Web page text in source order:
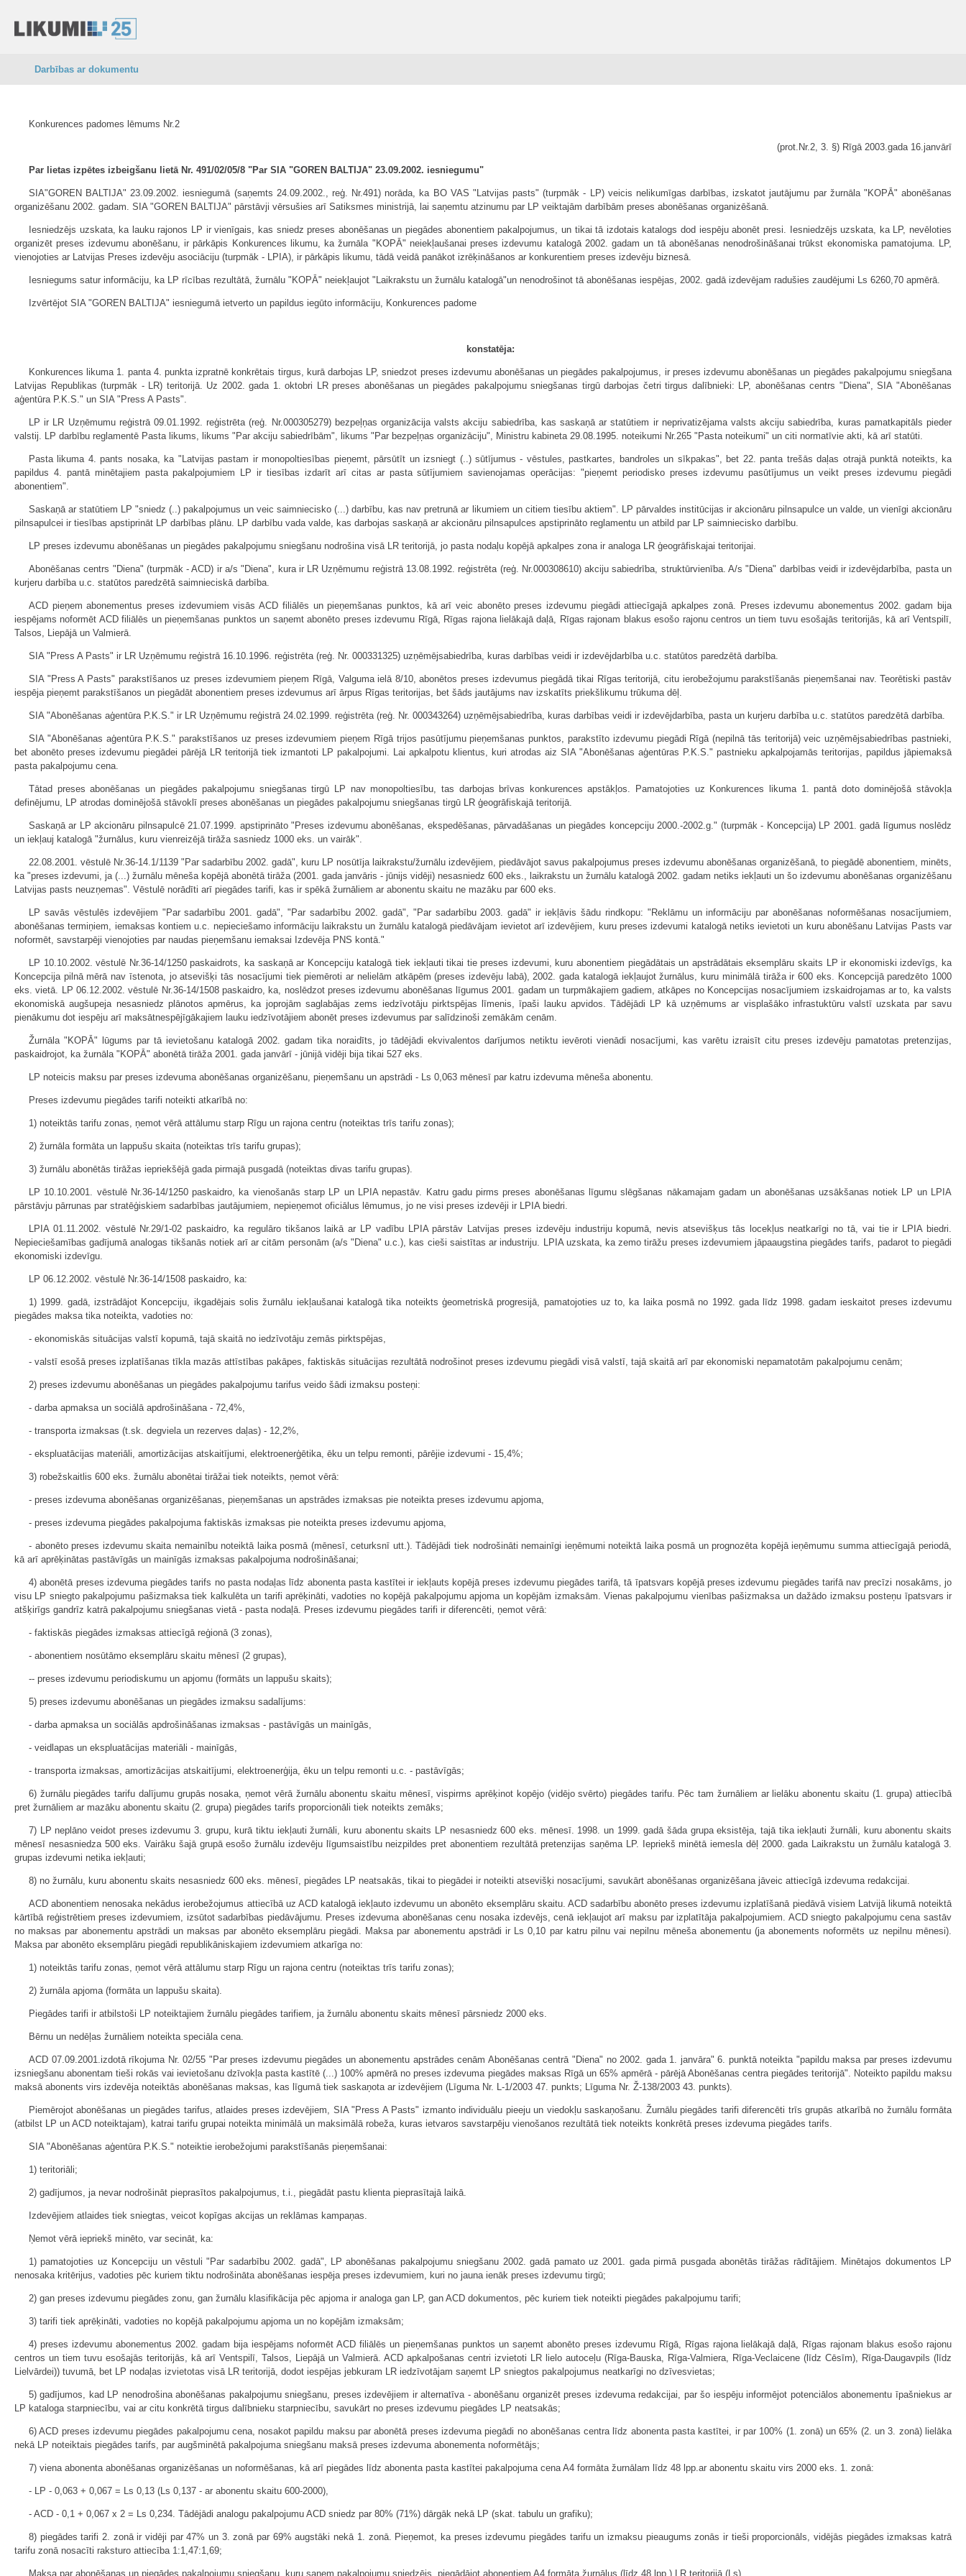
Darbības ar dokumentu
Konkurences padomes lēmums Nr.2
(prot.Nr.2, 3. §) Rīgā 2003.gada 16.janvārī
Par lietas izpētes izbeigšanu lietā Nr. 491/02/05/8 "Par SIA "GOREN BALTIJA" 23.09.2002. iesniegumu"
SIA"GOREN BALTIJA" 23.09.2002. iesniegumā (saņemts 24.09.2002., reģ. Nr.491) norāda, ka BO VAS "Latvijas pasts" (turpmāk - LP) veicis nelikumīgas darbības, izskatot jautājumu par žurnāla "KOPĀ" abonēšanas
organizēšanu 2002. gadam. SIA "GOREN BALTIJA" pārstāvji vērsušies arī Satiksmes ministrijā, lai saņemtu atzinumu par LP veiktajām darbībām preses abonēšanas organizēšanā.
Iesniedzējs uzskata, ka lauku rajonos LP ir vienīgais, kas sniedz preses abonēšanas un piegādes abonentiem pakalpojumus, un tikai tā izdotais katalogs dod iespēju abonēt presi. Iesniedzējs uzskata, ka LP, nevēloties
organizēt preses izdevumu abonēšanu, ir pārkāpis Konkurences likumu, ka žurnāla "KOPĀ" neiekļaušanai preses izdevumu katalogā 2002. gadam un tā abonēšanas nenodrošināšanai trūkst ekonomiska pamatojuma. LP,
vienojoties ar Latvijas Preses izdevēju asociāciju (turpmāk - LPIA), ir pārkāpis likumu, tādā veidā panākot izrēķināšanos ar konkurentiem preses izdevēju biznesā.
Iesniegums satur informāciju, ka LP rīcības rezultātā, žurnālu "KOPĀ" neiekļaujot "Laikrakstu un žurnālu katalogā"un nenodrošinot tā abonēšanas iespējas, 2002. gadā izdevējam radušies zaudējumi Ls 6260,70 apmērā.
Izvērtējot SIA "GOREN BALTIJA" iesniegumā ietverto un papildus iegūto informāciju, Konkurences padome
konstatēja:
Konkurences likuma 1. panta 4. punkta izpratnē konkrētais tirgus, kurā darbojas LP, sniedzot preses izdevumu abonēšanas un piegādes pakalpojumus, ir preses izdevumu abonēšanas un piegādes pakalpojumu sniegšana
Latvijas Republikas (turpmāk - LR) teritorijā. Uz 2002. gada 1. oktobri LR preses abonēšanas un piegādes pakalpojumu sniegšanas tirgū darbojas četri tirgus dalībnieki: LP, abonēšanas centrs "Diena", SIA "Abonēšanas
aģentūra P.K.S." un SIA "Press A Pasts".
LP ir LR Uzņēmumu reģistrā 09.01.1992. reģistrēta (reģ. Nr.000305279) bezpeļņas organizācija valsts akciju sabiedrība, kas saskaņā ar statūtiem ir neprivatizējama valsts akciju sabiedrība, kuras pamatkapitāls pieder
valstij. LP darbību reglamentē Pasta likums, likums "Par akciju sabiedrībām", likums "Par bezpeļņas organizāciju", Ministru kabineta 29.08.1995. noteikumi Nr.265 "Pasta noteikumi" un citi normatīvie akti, kā arī statūti.
Pasta likuma 4. pants nosaka, ka "Latvijas pastam ir monopoltiesības pieņemt, pārsūtīt un izsniegt (..) sūtījumus - vēstules, pastkartes, bandroles un sīkpakas", bet 22. panta trešās daļas otrajā punktā noteikts, ka
papildus 4. pantā minētajiem pasta pakalpojumiem LP ir tiesības izdarīt arī citas ar pasta sūtījumiem savienojamas operācijas: "pieņemt periodisko preses izdevumu pasūtījumus un veikt preses izdevumu piegādi
abonentiem".
Saskaņā ar statūtiem LP "sniedz (..) pakalpojumus un veic saimniecisko (...) darbību, kas nav pretrunā ar likumiem un citiem tiesību aktiem". LP pārvaldes institūcijas ir akcionāru pilnsapulce un valde, un vienīgi akcionāru
pilnsapulcei ir tiesības apstiprināt LP darbības plānu. LP darbību vada valde, kas darbojas saskaņā ar akcionāru pilnsapulces apstiprināto reglamentu un atbild par LP saimniecisko darbību.
LP preses izdevumu abonēšanas un piegādes pakalpojumu sniegšanu nodrošina visā LR teritorijā, jo pasta nodaļu kopējā apkalpes zona ir analoga LR ģeogrāfiskajai teritorijai.
Abonēšanas centrs "Diena" (turpmāk - ACD) ir a/s "Diena", kura ir LR Uzņēmumu reģistrā 13.08.1992. reģistrēta (reģ. Nr.000308610) akciju sabiedrība, struktūrvienība. A/s "Diena" darbības veidi ir izdevējdarbība, pasta un
kurjeru darbība u.c. statūtos paredzētā saimnieciskā darbība.
ACD pieņem abonementus preses izdevumiem visās ACD filiālēs un pieņemšanas punktos, kā arī veic abonēto preses izdevumu piegādi attiecīgajā apkalpes zonā. Preses izdevumu abonementus 2002. gadam bija
iespējams noformēt ACD filiālēs un pieņemšanas punktos un saņemt abonēto preses izdevumu Rīgā, Rīgas rajona lielākajā daļā, Rīgas rajonam blakus esošo rajonu centros un tiem tuvu esošajās teritorijās, kā arī Ventspilī,
Talsos, Liepājā un Valmierā.
SIA "Press A Pasts" ir LR Uzņēmumu reģistrā 16.10.1996. reģistrēta (reģ. Nr. 000331325) uzņēmējsabiedrība, kuras darbības veidi ir izdevējdarbība u.c. statūtos paredzētā darbība.
SIA "Press A Pasts" parakstīšanos uz preses izdevumiem pieņem Rīgā, Valguma ielā 8/10, abonētos preses izdevumus piegādā tikai Rīgas teritorijā, citu ierobežojumu parakstīšanās pieņemšanai nav. Teorētiski pastāv
iespēja pieņemt parakstīšanos un piegādāt abonentiem preses izdevumus arī ārpus Rīgas teritorijas, bet šāds jautājums nav izskatīts priekšlikumu trūkuma dēļ.
SIA "Abonēšanas aģentūra P.K.S." ir LR Uzņēmumu reģistrā 24.02.1999. reģistrēta (reģ. Nr. 000343264) uzņēmējsabiedrība, kuras darbības veidi ir izdevējdarbība, pasta un kurjeru darbība u.c. statūtos paredzētā darbība.
SIA "Abonēšanas aģentūra P.K.S." parakstīšanos uz preses izdevumiem pieņem Rīgā trijos pasūtījumu pieņemšanas punktos, parakstīto izdevumu piegādi Rīgā (nepilnā tās teritorijā) veic uzņēmējsabiedrības pastnieki,
bet abonēto preses izdevumu piegādei pārējā LR teritorijā tiek izmantoti LP pakalpojumi. Lai apkalpotu klientus, kuri atrodas aiz SIA "Abonēšanas aģentūras P.K.S." pastnieku apkalpojamās teritorijas, papildus jāpiemaksā
pasta pakalpojumu cena.
Tātad preses abonēšanas un piegādes pakalpojumu sniegšanas tirgū LP nav monopoltiesību, tas darbojas brīvas konkurences apstākļos. Pamatojoties uz Konkurences likuma 1. pantā doto dominējošā stāvokļa
definējumu, LP atrodas dominējošā stāvoklī preses abonēšanas un piegādes pakalpojumu sniegšanas tirgū LR ģeogrāfiskajā teritorijā.
Saskaņā ar LP akcionāru pilnsapulcē 21.07.1999. apstiprināto "Preses izdevumu abonēšanas, ekspedēšanas, pārvadāšanas un piegādes koncepciju 2000.-2002.g." (turpmāk - Koncepcija) LP 2001. gadā līgumus noslēdz
un iekļauj katalogā "žurnālus, kuru vienreizējā tirāža sasniedz 1000 eks. un vairāk".
22.08.2001. vēstulē Nr.36-14.1/1139 "Par sadarbību 2002. gadā", kuru LP nosūtīja laikrakstu/žurnālu izdevējiem, piedāvājot savus pakalpojumus preses izdevumu abonēšanas organizēšanā, to piegādē abonentiem, minēts,
ka "preses izdevumi, ja (...) žurnālu mēneša kopējā abonētā tirāža (2001. gada janvāris - jūnijs vidēji) nesasniedz 600 eks., laikrakstu un žurnālu katalogā 2002. gadam netiks iekļauti un šo izdevumu abonēšanas organizēšanu
Latvijas pasts neuzņemas". Vēstulē norādīti arī piegādes tarifi, kas ir spēkā žurnāliem ar abonentu skaitu ne mazāku par 600 eks.
LP savās vēstulēs izdevējiem "Par sadarbību 2001. gadā", "Par sadarbību 2002. gadā", "Par sadarbību 2003. gadā" ir iekļāvis šādu rindkopu: "Reklāmu un informāciju par abonēšanas noformēšanas nosacījumiem,
abonēšanas termiņiem, iemaksas kontiem u.c. nepieciešamo informāciju laikrakstu un žurnālu katalogā piedāvājam ievietot arī izdevējiem, kuru preses izdevumi katalogā netiks ievietoti un kuru abonēšanu Latvijas Pasts var
noformēt, savstarpēji vienojoties par naudas pieņemšanu iemaksai Izdevēja PNS kontā."
LP 10.10.2002. vēstulē Nr.36-14/1250 paskaidrots, ka saskaņā ar Koncepciju katalogā tiek iekļauti tikai tie preses izdevumi, kuru abonentiem piegādātais un apstrādātais eksemplāru skaits LP ir ekonomiski izdevīgs, ka
Koncepcija pilnā mērā nav īstenota, jo atsevišķi tās nosacījumi tiek piemēroti ar nelielām atkāpēm (preses izdevēju labā), 2002. gada katalogā iekļaujot žurnālus, kuru minimālā tirāža ir 600 eks. Koncepcijā paredzēto 1000
eks. vietā. LP 06.12.2002. vēstulē Nr.36-14/1508 paskaidro, ka, noslēdzot preses izdevumu abonēšanas līgumus 2001. gadam un turpmākajiem gadiem, atkāpes no Koncepcijas nosacījumiem izskaidrojamas ar to, ka valsts
ekonomiskā augšupeja nesasniedz plānotos apmērus, ka joprojām saglabājas zems iedzīvotāju pirktspējas līmenis, īpaši lauku apvidos. Tādējādi LP kā uzņēmums ar visplašāko infrastuktūru valstī uzskata par savu
pienākumu dot iespēju arī maksātnespējīgākajiem lauku iedzīvotājiem abonēt preses izdevumus par salīdzinoši zemākām cenām.
Žurnāla "KOPĀ" lūgums par tā ievietošanu katalogā 2002. gadam tika noraidīts, jo tādējādi ekvivalentos darījumos netiktu ievēroti vienādi nosacījumi, kas varētu izraisīt citu preses izdevēju pamatotas pretenzijas,
paskaidrojot, ka žurnāla "KOPĀ" abonētā tirāža 2001. gada janvārī - jūnijā vidēji bija tikai 527 eks.
LP noteicis maksu par preses izdevuma abonēšanas organizēšanu, pieņemšanu un apstrādi - Ls 0,063 mēnesī par katru izdevuma mēneša abonentu.
Preses izdevumu piegādes tarifi noteikti atkarībā no:
1) noteiktās tarifu zonas, ņemot vērā attālumu starp Rīgu un rajona centru (noteiktas trīs tarifu zonas);
2) žurnāla formāta un lappušu skaita (noteiktas trīs tarifu grupas);
3) žurnālu abonētās tirāžas iepriekšējā gada pirmajā pusgadā (noteiktas divas tarifu grupas).
LP 10.10.2001. vēstulē Nr.36-14/1250 paskaidro, ka vienošanās starp LP un LPIA nepastāv. Katru gadu pirms preses abonēšanas līgumu slēgšanas nākamajam gadam un abonēšanas uzsākšanas notiek LP un LPIA
pārstāvju pārrunas par stratēģiskiem sadarbības jautājumiem, nepieņemot oficiālus lēmumus, jo ne visi preses izdevēji ir LPIA biedri.
LPIA 01.11.2002. vēstulē Nr.29/1-02 paskaidro, ka regulāro tikšanos laikā ar LP vadību LPIA pārstāv Latvijas preses izdevēju industriju kopumā, nevis atsevišķus tās locekļus neatkarīgi no tā, vai tie ir LPIA biedri.
Nepieciešamības gadījumā analogas tikšanās notiek arī ar citām personām (a/s "Diena" u.c.), kas cieši saistītas ar industriju. LPIA uzskata, ka zemo tirāžu preses izdevumiem jāpaaugstina piegādes tarifs, padarot to piegādi
ekonomiski izdevīgu.
LP 06.12.2002. vēstulē Nr.36-14/1508 paskaidro, ka:
1) 1999. gadā, izstrādājot Koncepciju, ikgadējais solis žurnālu iekļaušanai katalogā tika noteikts ģeometriskā progresijā, pamatojoties uz to, ka laika posmā no 1992. gada līdz 1998. gadam ieskaitot preses izdevumu
piegādes maksa tika noteikta, vadoties no:
- ekonomiskās situācijas valstī kopumā, tajā skaitā no iedzīvotāju zemās pirktspējas,
- valstī esošā preses izplatīšanas tīkla mazās attīstības pakāpes, faktiskās situācijas rezultātā nodrošinot preses izdevumu piegādi visā valstī, tajā skaitā arī par ekonomiski nepamatotām pakalpojumu cenām;
2) preses izdevumu abonēšanas un piegādes pakalpojumu tarifus veido šādi izmaksu posteņi:
- darba apmaksa un sociālā apdrošināšana - 72,4%,
- transporta izmaksas (t.sk. degviela un rezerves daļas) - 12,2%,
- ekspluatācijas materiāli, amortizācijas atskaitījumi, elektroenerģētika, ēku un telpu remonti, pārējie izdevumi - 15,4%;
3) robežskaitlis 600 eks. žurnālu abonētai tirāžai tiek noteikts, ņemot vērā:
- preses izdevuma abonēšanas organizēšanas, pieņemšanas un apstrādes izmaksas pie noteikta preses izdevumu apjoma,
- preses izdevuma piegādes pakalpojuma faktiskās izmaksas pie noteikta preses izdevumu apjoma,
- abonēto preses izdevumu skaita nemainību noteiktā laika posmā (mēnesī, ceturksnī utt.). Tādējādi tiek nodrošināti nemainīgi ieņēmumi noteiktā laika posmā un prognozēta kopējā ieņēmumu summa attiecīgajā periodā,
kā arī aprēķinātas pastāvīgās un mainīgās izmaksas pakalpojuma nodrošināšanai;
4) abonētā preses izdevuma piegādes tarifs no pasta nodaļas līdz abonenta pasta kastītei ir iekļauts kopējā preses izdevumu piegādes tarifā, tā īpatsvars kopējā preses izdevumu piegādes tarifā nav precīzi nosakāms, jo
visu LP sniegto pakalpojumu pašizmaksa tiek kalkulēta un tarifi aprēķināti, vadoties no kopējā pakalpojumu apjoma un kopējām izmaksām. Vienas pakalpojumu vienības pašizmaksa un dažādo izmaksu posteņu īpatsvars ir
atšķirīgs gandrīz katrā pakalpojumu sniegšanas vietā - pasta nodaļā. Preses izdevumu piegādes tarifi ir diferencēti, ņemot vērā:
- faktiskās piegādes izmaksas attiecīgā reģionā (3 zonas),
- abonentiem nosūtāmo eksemplāru skaitu mēnesī (2 grupas),
-- preses izdevumu periodiskumu un apjomu (formāts un lappušu skaits);
5) preses izdevumu abonēšanas un piegādes izmaksu sadalījums:
- darba apmaksa un sociālās apdrošināšanas izmaksas - pastāvīgās un mainīgās,
- veidlapas un ekspluatācijas materiāli - mainīgās,
- transporta izmaksas, amortizācijas atskaitījumi, elektroenerģija, ēku un telpu remonti u.c. - pastāvīgās;
6) žurnālu piegādes tarifu dalījumu grupās nosaka, ņemot vērā žurnālu abonentu skaitu mēnesī, vispirms aprēķinot kopējo (vidējo svērto) piegādes tarifu. Pēc tam žurnāliem ar lielāku abonentu skaitu (1. grupa) attiecībā
pret žurnāliem ar mazāku abonentu skaitu (2. grupa) piegādes tarifs proporcionāli tiek noteikts zemāks;
7) LP neplāno veidot preses izdevumu 3. grupu, kurā tiktu iekļauti žurnāli, kuru abonentu skaits LP nesasniedz 600 eks. mēnesī. 1998. un 1999. gadā šāda grupa eksistēja, tajā tika iekļauti žurnāli, kuru abonentu skaits
mēnesī nesasniedza 500 eks. Vairāku šajā grupā esošo žurnālu izdevēju līgumsaistību neizpildes pret abonentiem rezultātā pretenzijas saņēma LP. Iepriekš minētā iemesla dēļ 2000. gada Laikrakstu un žurnālu katalogā 3.
grupas izdevumi netika iekļauti;
8) no žurnālu, kuru abonentu skaits nesasniedz 600 eks. mēnesī, piegādes LP neatsakās, tikai to piegādei ir noteikti atsevišķi nosacījumi, savukārt abonēšanas organizēšana jāveic attiecīgā izdevuma redakcijai.
ACD abonentiem nenosaka nekādus ierobežojumus attiecībā uz ACD katalogā iekļauto izdevumu un abonēto eksemplāru skaitu. ACD sadarbību abonēto preses izdevumu izplatīšanā piedāvā visiem Latvijā likumā noteiktā
kārtībā reģistrētiem preses izdevumiem, izsūtot sadarbības piedāvājumu. Preses izdevuma abonēšanas cenu nosaka izdevējs, cenā iekļaujot arī maksu par izplatītāja pakalpojumiem. ACD sniegto pakalpojumu cena sastāv
no maksas par abonementu apstrādi un maksas par abonēto eksemplāru piegādi. Maksa par abonementu apstrādi ir Ls 0,10 par katru pilnu vai nepilnu mēneša abonementu (ja abonements noformēts uz nepilnu mēnesi).
Maksa par abonēto eksemplāru piegādi republikāniskajiem izdevumiem atkarīga no:
1) noteiktās tarifu zonas, ņemot vērā attālumu starp Rīgu un rajona centru (noteiktas trīs tarifu zonas);
2) žurnāla apjoma (formāta un lappušu skaita).
Piegādes tarifi ir atbilstoši LP noteiktajiem žurnālu piegādes tarifiem, ja žurnālu abonentu skaits mēnesī pārsniedz 2000 eks.
Bērnu un nedēļas žurnāliem noteikta speciāla cena.
ACD 07.09.2001.izdotā rīkojuma Nr. 02/55 "Par preses izdevumu piegādes un abonementu apstrādes cenām Abonēšanas centrā "Diena" no 2002. gada 1. janvāra" 6. punktā noteikta "papildu maksa par preses izdevumu
izsniegšanu abonentam tieši rokās vai ievietošanu dzīvokļa pasta kastītē (...) 100% apmērā no preses izdevuma piegādes maksas Rīgā un 65% apmērā - pārējā Abonēšanas centra piegādes teritorijā". Noteikto papildu maksu
maksā abonents virs izdevēja noteiktās abonēšanas maksas, kas līgumā tiek saskaņota ar izdevējiem (Līguma Nr. L-1/2003 47. punkts; Līguma Nr. Ž-138/2003 43. punkts).
Piemērojot abonēšanas un piegādes tarifus, atlaides preses izdevējiem, SIA "Press A Pasts" izmanto individuālu pieeju un viedokļu saskaņošanu. Žurnālu piegādes tarifi diferencēti trīs grupās atkarībā no žurnālu formāta
(atbilst LP un ACD noteiktajam), katrai tarifu grupai noteikta minimālā un maksimālā robeža, kuras ietvaros savstarpēju vienošanos rezultātā tiek noteikts konkrētā preses izdevuma piegādes tarifs.
SIA "Abonēšanas aģentūra P.K.S." noteiktie ierobežojumi parakstīšanās pieņemšanai:
1) teritoriāli;
2) gadījumos, ja nevar nodrošināt pieprasītos pakalpojumus, t.i., piegādāt pastu klienta pieprasītajā laikā.
Izdevējiem atlaides tiek sniegtas, veicot kopīgas akcijas un reklāmas kampaņas.
Ņemot vērā iepriekš minēto, var secināt, ka:
1) pamatojoties uz Koncepciju un vēstuli "Par sadarbību 2002. gadā", LP abonēšanas pakalpojumu sniegšanu 2002. gadā pamato uz 2001. gada pirmā pusgada abonētās tirāžas rādītājiem. Minētajos dokumentos LP
nenosaka kritērijus, vadoties pēc kuriem tiktu nodrošināta abonēšanas iespēja preses izdevumiem, kuri no jauna ienāk preses izdevumu tirgū;
2) gan preses izdevumu piegādes zonu, gan žurnālu klasifikācija pēc apjoma ir analoga gan LP, gan ACD dokumentos, pēc kuriem tiek noteikti piegādes pakalpojumu tarifi;
3) tarifi tiek aprēķināti, vadoties no kopējā pakalpojumu apjoma un no kopējām izmaksām;
4) preses izdevumu abonementus 2002. gadam bija iespējams noformēt ACD filiālēs un pieņemšanas punktos un saņemt abonēto preses izdevumu Rīgā, Rīgas rajona lielākajā daļā, Rīgas rajonam blakus esošo rajonu
centros un tiem tuvu esošajās teritorijās, kā arī Ventspilī, Talsos, Liepājā un Valmierā. ACD apkalpošanas centri izvietoti LR lielo autoceļu (Rīga-Bauska, Rīga-Valmiera, Rīga-Veclaicene (līdz Cēsīm), Rīga-Daugavpils (līdz
Lielvārdei)) tuvumā, bet LP nodaļas izvietotas visā LR teritorijā, dodot iespējas jebkuram LR iedzīvotājam saņemt LP sniegtos pakalpojumus neatkarīgi no dzīvesvietas;
5) gadījumos, kad LP nenodrošina abonēšanas pakalpojumu sniegšanu, preses izdevējiem ir alternatīva - abonēšanu organizēt preses izdevuma redakcijai, par šo iespēju informējot potenciālos abonementu īpašniekus ar
LP kataloga starpniecību, vai ar citu konkrētā tirgus dalībnieku starpniecību, savukārt no preses izdevumu piegādes LP neatsakās;
6) ACD preses izdevumu piegādes pakalpojumu cena, nosakot papildu maksu par abonētā preses izdevuma piegādi no abonēšanas centra līdz abonenta pasta kastītei, ir par 100% (1. zonā) un 65% (2. un 3. zonā) lielāka
nekā LP noteiktais piegādes tarifs, par augšminētā pakalpojuma sniegšanu maksā preses izdevuma abonementa noformētājs;
7) viena abonenta abonēšanas organizēšanas un noformēšanas, kā arī piegādes līdz abonenta pasta kastītei pakalpojuma cena A4 formāta žurnālam līdz 48 lpp.ar abonentu skaitu virs 2000 eks. 1. zonā:
- LP - 0,063 + 0,067 = Ls 0,13 (Ls 0,137 - ar abonentu skaitu 600-2000),
- ACD - 0,1 + 0,067 x 2 = Ls 0,234. Tādējādi analogu pakalpojumu ACD sniedz par 80% (71%) dārgāk nekā LP (skat. tabulu un grafiku);
8) piegādes tarifi 2. zonā ir vidēji par 47% un 3. zonā par 69% augstāki nekā 1. zonā. Pieņemot, ka preses izdevumu piegādes tarifu un izmaksu pieaugums zonās ir tieši proporcionāls, vidējās piegādes izmaksas katrā
tarifu zonā nosacīti raksturo attiecība 1:1,47:1,69;
Maksa par abonēšanas un piegādes pakalpojumu sniegšanu, kuru saņem pakalpojumu sniedzējs, piegādājot abonentiem A4 formāta žurnālus (līdz 48 lpp.) LR teritorijā (Ls)